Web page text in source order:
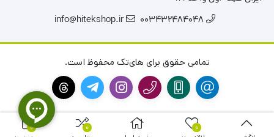
003432484048
info@hitekshop.ir
تمامی حقوق برای های‌تک محفوظ است.
0
0
0